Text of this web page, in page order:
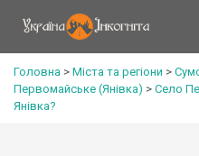
Головна > Міста та регіони >
Первомайське (Янівка) > Село
Янівка?